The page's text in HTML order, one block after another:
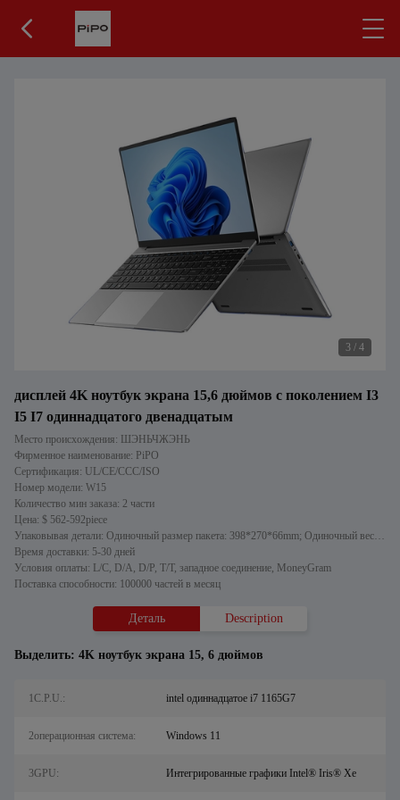
3 / 4
дисплей 4K ноутбук экрана 15,6 дюймов с поколением I3
I5 I7 одиннадцатого двенадцатым
Место происхождения: ШЭНЬЧЖЭНЬ
Фирменное наименование: PiPO
Сертификация: UL/CE/CCC/ISO
Номер модели: W15
Количество мин заказа: 2 части
Цена: $ 562-592piece
Упаковывая детали: Одиночный размер пакета: 398*270*66mm; Одиночный вес брутто: 3kg
Время доставки: 5-30 дней
Условия оплаты: L/C, D/A, D/P, T/T, западное соединение, MoneyGram
Поставка способности: 100000 частей в месяц
Деталь Description
Выделить: 4K ноутбук экрана 15, 6 дюймов
1C.P.U.: intel одиннадцатое i7 1165G7
2операционная система: Windows 11
3GPU: Интегрированные графики Intel® Iris® Xe